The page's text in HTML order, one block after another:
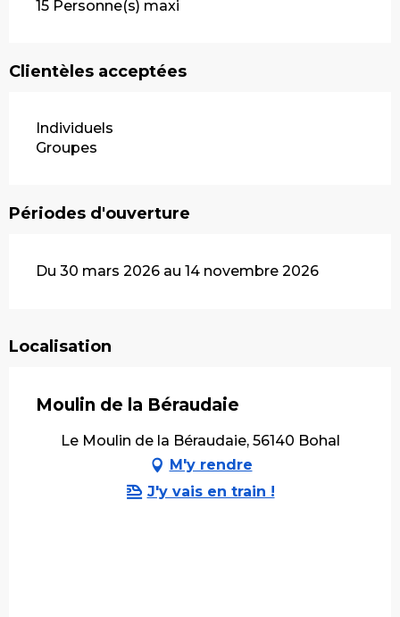
15 Personne(s) maxi
Clientèles acceptées
Individuels
Groupes
Périodes d'ouverture
Du 30 mars 2026 au 14 novembre 2026
Localisation
Moulin de la Béraudaie
Le Moulin de la Béraudaie, 56140 Bohal
M'y rendre
J'y vais en train !